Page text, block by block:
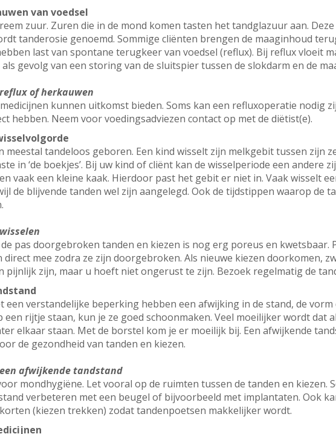
van voedsel
zuur. Zuren die in de mond komen tasten het tandglazuur aan.
tanderosie genoemd. Sommige cliënten brengen de maaginhoud
last van spontane terugkeer van voedsel (reflux). Bij reflux vloeit
gevolg van een storing van de sluitspier tussen de slokdarm en de
of herkauwen
kunnen uitkomst bieden. Soms kan een refluxoperatie nodig
hebben. Neem voor voedingsadviezen contact op met de diëtist(e).
meestal tandeloos geboren. Een kind wisselt zijn melkgebit tussen zijn
in ‘de boekjes’. Bij uw kind of cliënt kan de wisselperiode een andere
vaak een kleine kaak. Hierdoor past het gebit er niet in. Vaak wisselt
de blijvende tanden wel zijn aangelegd. Ook de tijdstippen waarop de
pas doorgebroken tanden en kiezen is nog erg poreus en kwetsbaar.
mee zodra ze zijn doorgebroken. Als nieuwe kiezen doorkomen,
pijnlijk zijn, maar u hoeft niet ongerust te zijn. Bezoek regelmatig de
een verstandelijke beperking hebben een afwijking in de stand, de
een rijtje staan, kun je ze goed schoonmaken. Veel moeilijker wordt dat
elkaar staan. Met de borstel kom je er moeilijk bij. Een afwijkende
de gezondheid van tanden en kiezen.
afwijkende tandstand
mondhygiëne. Let vooral op de ruimten tussen de tanden en kiezen.
verbeteren met een beugel of bijvoorbeeld met implantaten. Ook
(kiezen trekken) zodat tandenpoetsen makkelijker wordt.